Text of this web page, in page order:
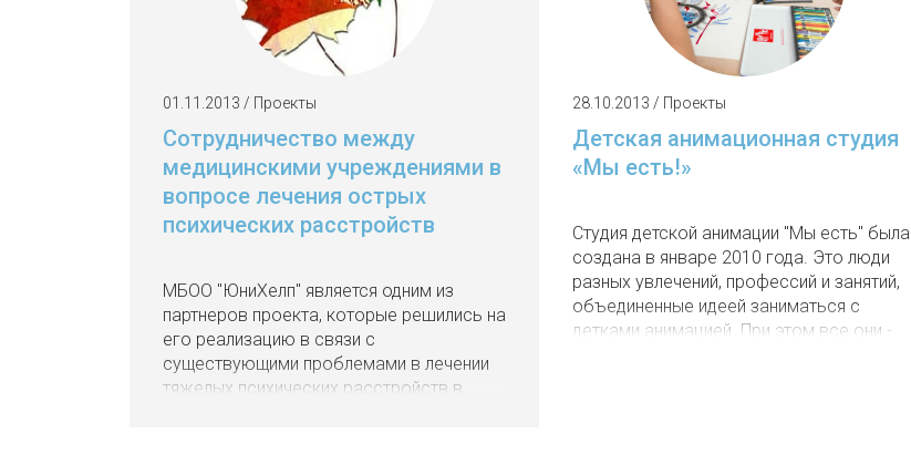
01.11.2013 / Проекты
Сотрудничество между
медицинскими учреждениями в
вопросе лечения острых
психических расстройств
МБОО "ЮниХелп" является одним из
партнеров проекта, которые решились на
его реализацию в связи с
существующими проблемами в лечении
тяжелых психических расстройств в
28.10.2013 / Проекты
Детская анимационная студия
«Мы есть!»
Студия детской анимации "Мы есть" была
создана в январе 2010 года. Это люди
разных увлечений, профессий и занятий,
объединенные идеей заниматься с
детками анимацией. При этом все они -